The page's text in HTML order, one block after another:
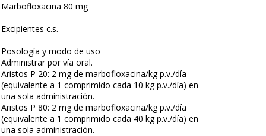
Marbofloxacina 80 mg
Excipientes c.s.
Posología y modo de uso
Administrar por vía oral.
Aristos P 20: 2 mg de marbofloxacina/kg p.v./día
(equivalente a 1 comprimido cada 10 kg p.v./día) en
una sola administración.
Aristos P 80: 2 mg de marbofloxacina/kg p.v./día
(equivalente a 1 comprimido cada 40 kg p.v./día) en
una sola administración.